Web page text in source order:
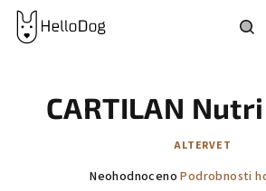
Přejít
obsah
CARTILAN
ALTERVET
Průměrné
Neohodnoceno Podrobnosti